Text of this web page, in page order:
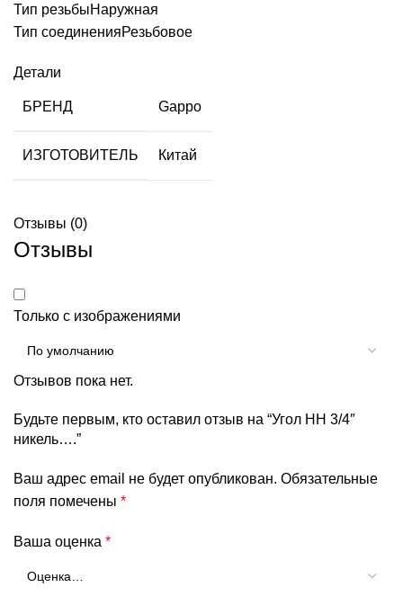
Тип резьбыНаружная
Тип соединенияРезьбовое
Детали
БРЕНД Gappo
ИЗГОТОВИТЕЛЬ Китай
Отзывы (0)
Отзывы
Только с изображениями
Отзывов пока нет.
Будьте первым, кто оставил отзыв на “Угол НН 3/4″
никель….”
Ваш адрес email не будет опубликован. Обязательные
поля помечены *
Ваша оценка *